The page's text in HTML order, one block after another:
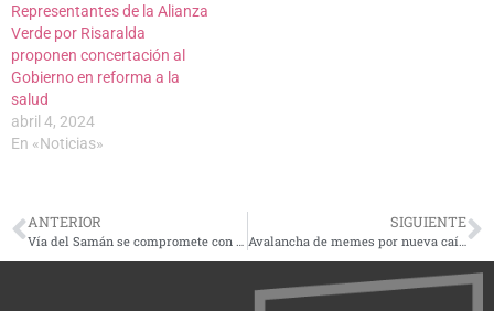
Representantes de la Alianza
Verde por Risaralda
proponen concertación al
Gobierno en reforma a la
salud
abril 4, 2024
En «Noticias»
ANTERIOR SIGUIENTE